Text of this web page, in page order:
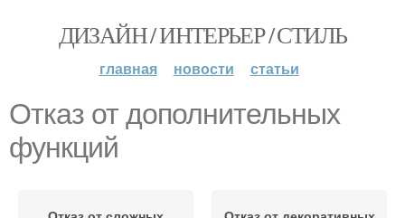
ДИЗАЙН / ИНТЕРЬЕР / СТИЛЬ
главная новости статьи
Отказ от дополнительных
функций